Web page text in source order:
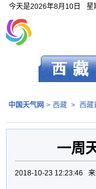
今天是2026年8月10日 星
中国天气网 > 西藏 > 西藏
一周
2018-10-23 12:23:46 来